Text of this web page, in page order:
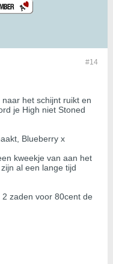
#14
het schijnt ruikt en
je High niet Stoned
Blueberry x
kweekje van aan het
al een lange tijd
zaden voor 80cent de